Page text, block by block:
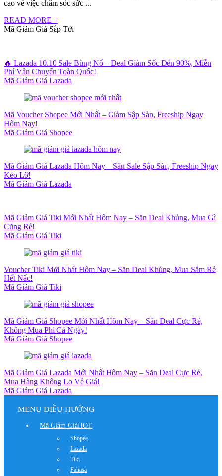
cao về việc chăm sóc sức ...
READ MORE +
Mã Giảm Giá Sắp Tới
🔥 Lazada 10.10 Sale Bùng Nổ – Deal Giảm Sốc Đến 90%, Miễn
Phí Vận Chuyển Toàn Quốc!
Mã Giảm Giá Lazada
Mã Voucher Shopee Mới Nhất – Giảm Sập Sàn, Freeship Ngay
Hôm Nay!
Mã Giảm Giá Shopee
Mã Giảm Giá Lazada Hôm Nay – Săn Sale Sập Sàn, Freeship Ngay
Kẻo Lỡ!
Mã Giảm Giá Lazada
Mã Giảm Giá Tiki Mới Nhất Hôm Nay – Săn Deal Khủng, Mua Gì
Cũng Rẻ!
Mã Giảm Giá Tiki
Voucher Tiki Mới Nhất Hôm Nay – Săn Deal Khủng, Mua Sắm Rẻ
Hết Nấc!
Mã Giảm Giá Tiki
Mã Giảm Giá Shopee Mới Nhất Hôm Nay – Săn Deal Cực Rẻ,
Không Mua Phí Cả Ngày!
Mã Giảm Giá Shopee
Mã Giảm Giá Lazada Mới Nhất Hôm Nay – Săn Deal Cực Rẻ,
Mua Hàng Không Lo Về Giá!
Mã Giảm Giá Lazada
MENU ĐIỀU HƯỚNG
Mã Giảm GiáHOT
Shopee
Lazada
Tiki
Fahasa